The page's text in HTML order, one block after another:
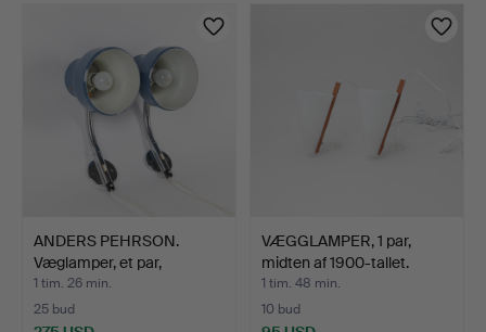
ANDERS PEHRSON.
Væglamper, et par,
"Bumlin…
1 tim. 26 min.
25 bud
VÆGGLAMPER, 1 par,
midten af 1900-tallet.
1 tim. 48 min.
10 bud